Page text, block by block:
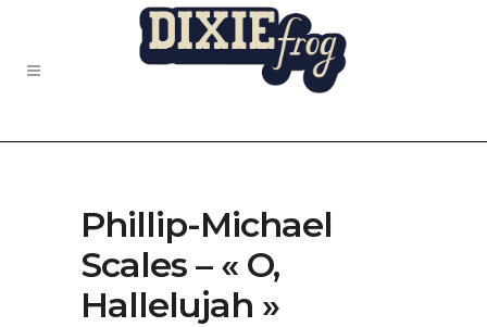
Phillip-Michael
Scales – « O,
Hallelujah »